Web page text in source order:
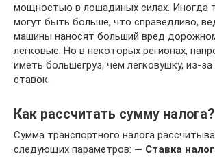
мощностью в лошадиных силах. Иногда
могут быть больше, что справедливо,
машины наносят больший вред
легковые. Но в некоторых регионах,
иметь большегруз, чем легковушку, из-
ставок.
Как рассчитать сумму налога?
Сумма транспортного налога
следующих параметров: — Ставка